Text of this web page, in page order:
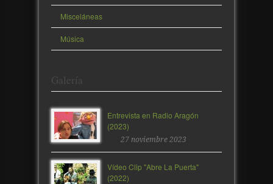
Misceláneas
Música
Galería
Entrevista en Radio Aragón
(2023)
27 noviembre 2023
Vídeo Clip "Abre La Puerta"
(2022)